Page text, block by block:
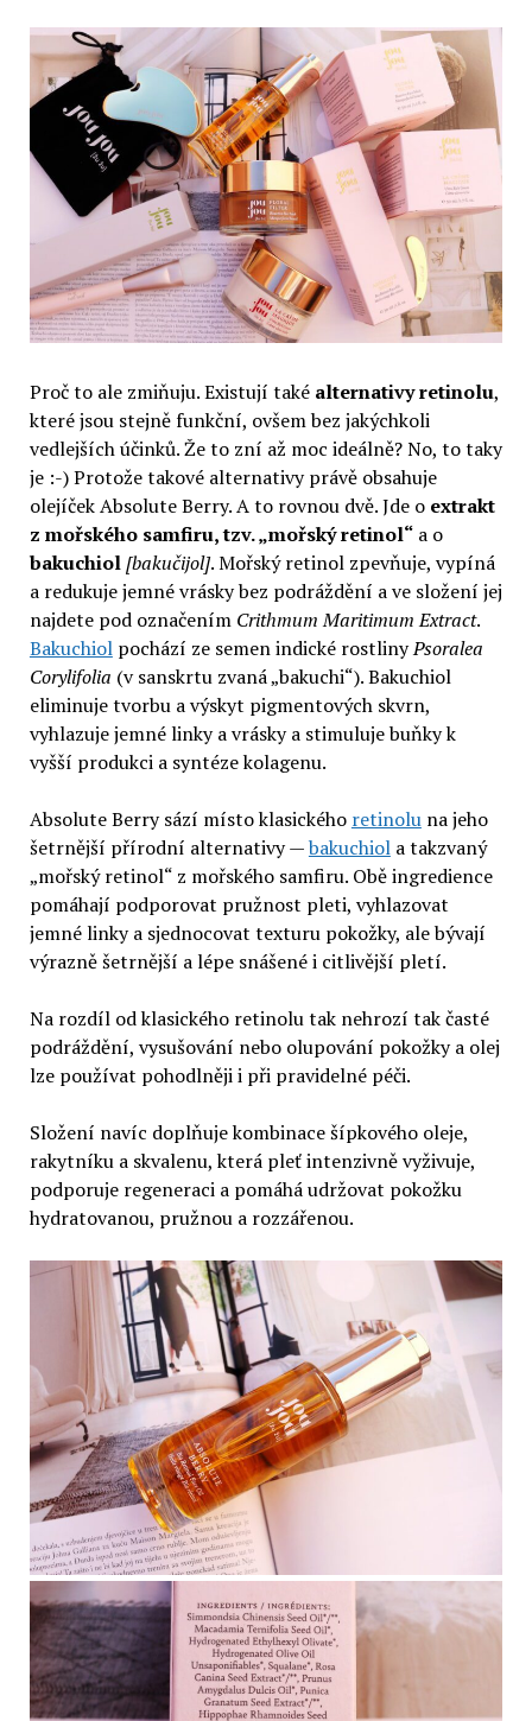
Proč to ale zmiňuju. Existují také alternativy retinolu,
které jsou stejně funkční, ovšem bez jakýchkoli
vedlejších účinků. Že to zní až moc ideálně? No, to taky
je :-) Protože takové alternativy právě obsahuje
olejíček Absolute Berry. A to rovnou dvě. Jde o extrakt
z mořského samfiru, tzv. „mořský retinol“a o
bakuchiol[bakučijol]. Mořský retinol zpevňuje, vypíná
a redukuje jemné vrásky bez podráždění a ve složení jej
najdete pod označením Crithmum Maritimum Extract.
Bakuchiolpochází ze semen indické rostlinyPsoralea
Corylifolia (v sanskrtu zvaná „bakuchi“). Bakuchiol
eliminuje tvorbu a výskyt pigmentových skvrn,
vyhlazuje jemné linky a vrásky a stimuluje buňky k
vyšší produkci a syntéze kolagenu.
Absolute Berry sází místo klasického retinoluna jeho
šetrnější přírodní alternativy —bakuchiola takzvaný
„mořský retinol“ z mořského samfiru. Obě ingredience
pomáhají podporovat pružnost pleti, vyhlazovat
jemné linky a sjednocovat texturu pokožky, ale bývají
výrazně šetrnější a lépe snášené i citlivější pletí.
Na rozdíl od klasického retinolu tak nehrozí tak časté
podráždění, vysušování nebo olupování pokožky a olej
lze používat pohodlněji i při pravidelné péči.
Složení navíc doplňuje kombinace šípkového oleje,
rakytníku a skvalenu, která pleť intenzivně vyživuje,
podporuje regeneraci a pomáhá udržovat pokožku
hydratovanou, pružnou a rozzářenou.